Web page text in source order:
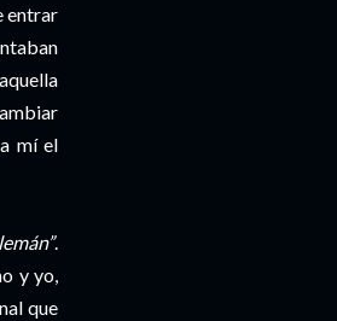
entrar
mí el
.
y yo,
que